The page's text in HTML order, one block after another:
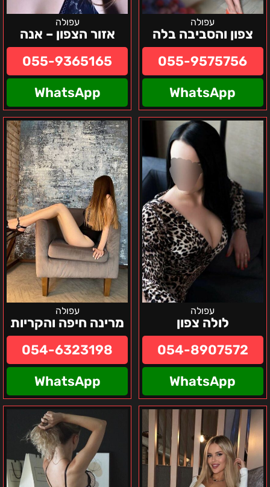
עפולה
צפון והסביבה בלה
055-9575756
WhatsApp
עפולה
אזור הצפון – אנה
055-9365165
WhatsApp
עפולה
לולה צפון
054-8907572
WhatsApp
לולה
צפון
עפולה
מרינה חיפה והקריות
054-6323198
WhatsApp
מרינה
חיפה
והקריות
קריות
והסביבה
נסטיה-ישראלית
מפנקת
צפון
המדינה
אליזבט